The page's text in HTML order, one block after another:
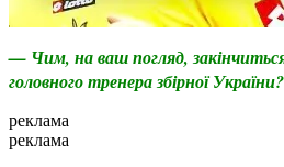
— Чим, на ваш погляд, закінчиться
головного тренера збірної України?
реклама
реклама